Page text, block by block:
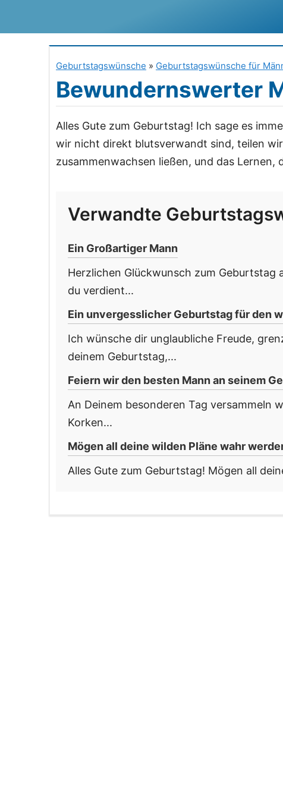
Geburtstagswünsche » Geburtstagswünsche für
Bewundernswerter
Alles Gute zum Geburtstag! Ich sage es
wir nicht direkt blutsverwandt sind, teilen
zusammenwachsen ließen, und das
Verwandte
Ein Großartiger Mann
Herzlichen Glückwunsch zum
du verdient...
Ein unvergesslicher Geburtstag für den
Ich wünsche dir unglaubliche Freude,
deinem Geburtstag,...
Feiern wir den besten Mann an seinem
An Deinem besonderen Tag versammeln
Korken...
Mögen all deine wilden Pläne wahr
Alles Gute zum Geburtstag! Mögen all